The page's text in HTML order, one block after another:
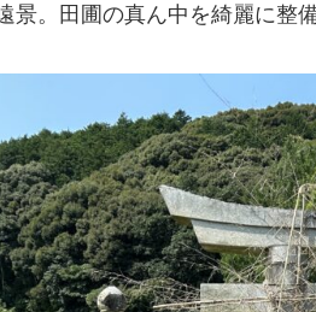
景。田圃の真ん中を綺麗に整